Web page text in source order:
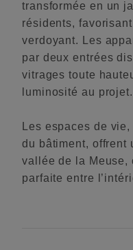
transformée en un
résidents,
verdoyant. Les
par deux entrées
vitrages toute
luminosité au projet.
Les espaces de
du bâtiment, offrent
vallée de la Meuse,
parfaite entre